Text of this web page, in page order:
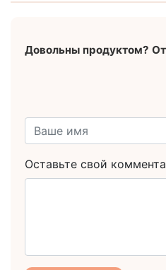
Довольны продуктом?
Оставьте свой